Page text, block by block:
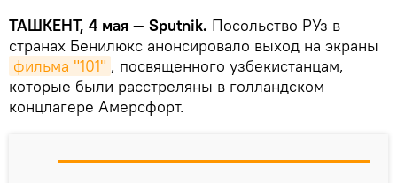
ТАШКЕНТ, 4 мая — Sputnik. Посольство РУз в
странах Бенилюкс анонсировало выход на экраны
фильма "101" , посвященного узбекистанцам,
которые были расстреляны в голландском
концлагере Амерсфорт.